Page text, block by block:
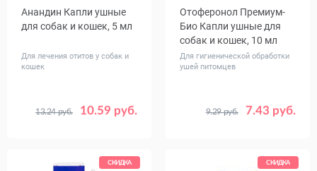
Анандин Капли ушные
для собак и кошек, 5 мл
Для лечения отитов у собак и
кошек
10.59 руб.
13.24 руб.
Отоферонол Премиум-
Био Капли ушные для
собак и кошек, 10 мл
Для гигиенической обработки
ушей питомцев
7.43 руб.
9.29 руб.
СКИДКА СКИДКА